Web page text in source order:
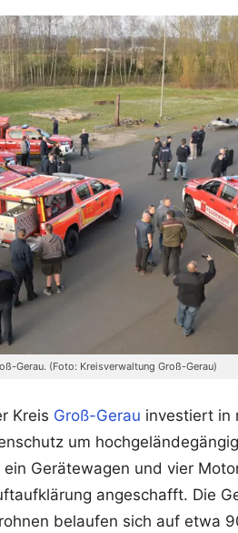
Gerau. (Foto: Kreisverwaltung Groß-Gerau)
Kreis Groß-Gerau investiert in
um
Gerätewagen und vier
angeschafft. Die
belaufen sich auf etwa